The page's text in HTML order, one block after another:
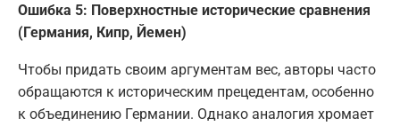
Ошибка 5: Поверхностные исторические сравнения
(Германия, Кипр, Йемен)
Чтобы придать своим аргументам вес, авторы часто
обращаются к историческим прецедентам, особенно
к объединению Германии. Однако аналогия хромает